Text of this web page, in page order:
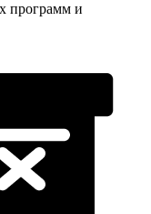
программ и